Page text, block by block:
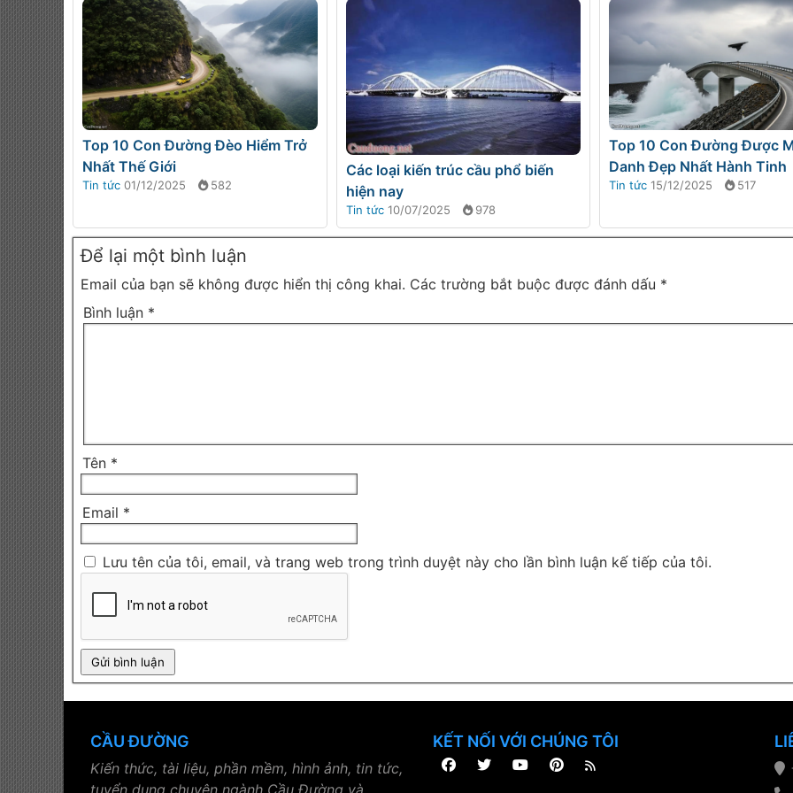
Top 10 Con Đường Đèo Hiểm Trở
Nhất Thế Giới
Tin tức 01/12/2025 582
Các loại kiến trúc cầu phổ biến
hiện nay
Tin tức 10/07/2025 978
Top 10 Con Đường Được
Danh Đẹp Nhất Hành Tinh
Tin tức 15/12/2025 517
Để lại một bình luận
Email của bạn sẽ không được hiển thị công khai. Các trường bắt buộc được đánh dấu *
Bình luận *
Tên *
Email *
Lưu tên của tôi, email, và trang web trong trình duyệt này cho lần bình luận kế tiếp của tôi.
CẦU ĐƯỜNG
Kiến thức, tài liệu, phần mềm, hình ảnh, tin tức,
tuyển dụng chuyên ngành Cầu Đường và
KẾT NỐI VỚI CHÚNG TÔI